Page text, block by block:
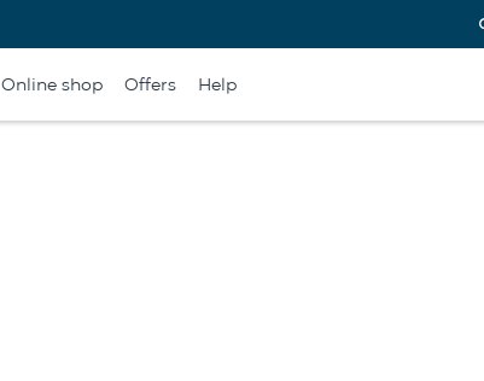
Online shop Offers Help